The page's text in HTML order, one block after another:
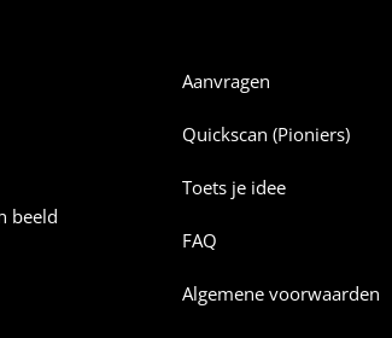
beeld
Aanvragen
Quickscan (Pioniers)
Toets je idee
FAQ
Algemene voorwaarden